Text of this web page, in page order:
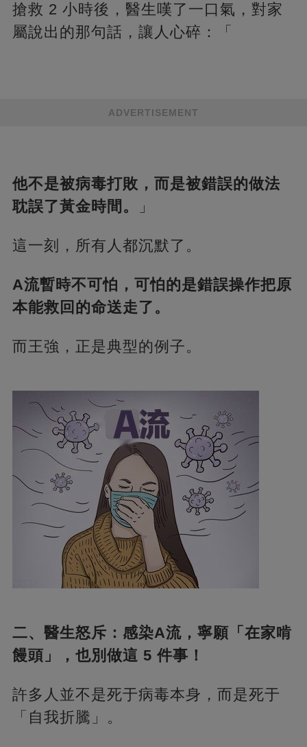
搶救 2 小時後，醫生嘆了一口氣，對家
屬說出的那句話，讓人心碎：「
ADVERTISEMENT
他不是被病毒打敗，而是被錯誤的做法
耽誤了黃金時間。
」
這一刻，所有人都沉默了。
A流暫時不可怕，可怕的是錯誤操作把原
本能救回的命送走了。
而王強，正是典型的例子。
二、醫生怒斥：感染A流，寧願「在家啃
饅頭」，也別做這 5 件事！
許多人並不是死于病毒本身，而是死于
「自我折騰」。